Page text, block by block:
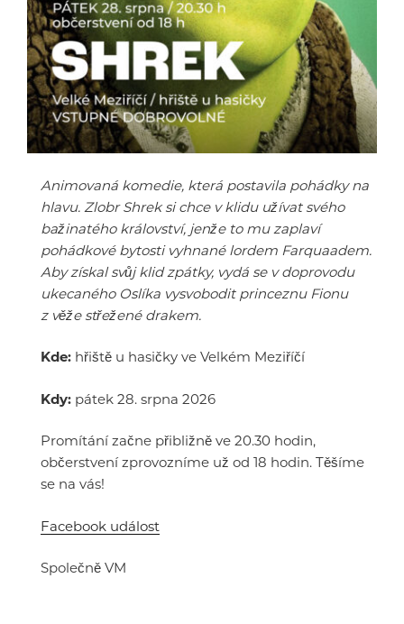
Animovaná komedie, která postavila pohádky na
hlavu. Zlobr Shrek si chce v klidu užívat svého
bažinatého království, jenže to mu zaplaví
pohádkové bytosti vyhnané lordem Farquaadem.
Aby získal svůj klid zpátky, vydá se v doprovodu
ukecaného Oslíka vysvobodit princeznu Fionu
z věže střežené drakem.
Kde: hřiště u hasičky ve Velkém Meziříčí
Kdy: pátek 28. srpna 2026
Promítání začne přibližně ve 20.30 hodin,
občerstvení zprovozníme už od 18 hodin. Těšíme
se na vás!
Facebook událost
Společně VM